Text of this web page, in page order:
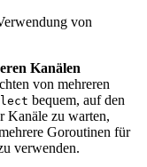
von
Kanälen
von mehreren
bequem, auf den
Kanäle zu warten,
Goroutinen für
verwenden.